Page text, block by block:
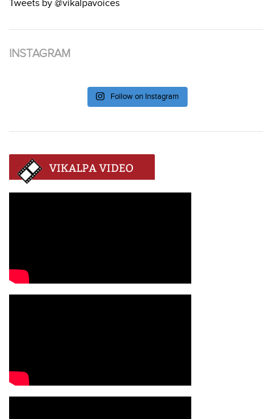
Tweets by @vikalpavoices
INSTAGRAM
Follow on Instagram